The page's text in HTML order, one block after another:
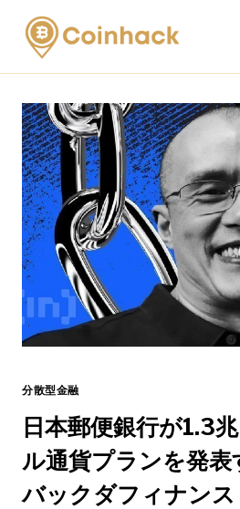
Skip
content
分散型金融
日本郵便銀行が1.3
ル通貨プランを発
バックダフィナンス